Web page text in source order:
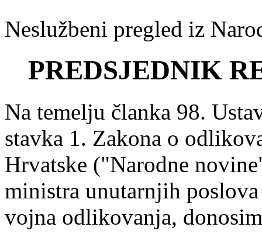
Neslužbeni pregled iz
PREDSJEDNIK
Na temelju članka 98.
stavka 1. Zakona o
Hrvatske ("Narodne
ministra unutarnjih
vojna odlikovanja, donosim